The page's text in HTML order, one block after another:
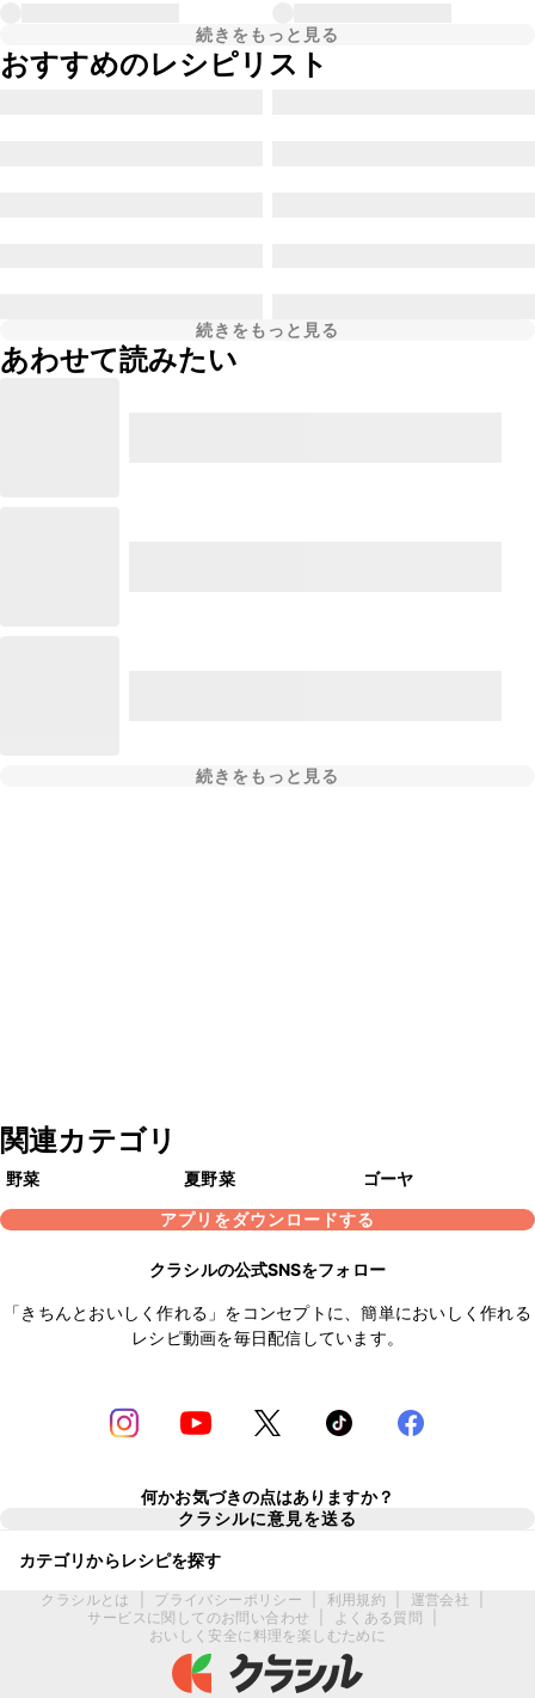
続きをもっと見る
おすすめのレシピリスト
続きをもっと見る
あわせて読みたい
続きをもっと見る
関連カテゴリ
野菜 夏野菜
ゴーヤ
アプリをダウンロードする
クラシルの公式SNSをフォロー
「きちんとおいしく作れる」をコンセプトに、簡単においしく作れる
レシピ動画を毎日配信しています。
何かお気づきの点はありますか？
クラシルに意見を送る
カテゴリからレシピを探す
クラシルとは プライバシーポリシー 利用規約 運営会社
サービスに関してのお問い合わせ
よくある質問
おいしく安全に料理を楽しむために